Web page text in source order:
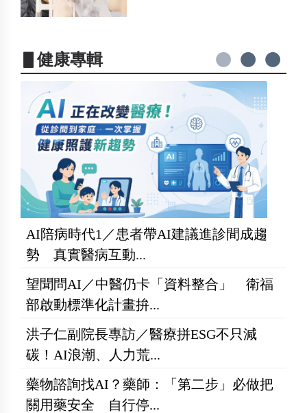
▋健康專輯
AI陪病時代1／患者帶AI建議進診間成趨
勢 真實醫病互動...
望聞問AI／中醫仍卡「資料整合」 衛福
部啟動標準化計畫拚...
洪子仁副院長專訪／醫療拼ESG不只減
碳！AI浪潮、人力荒...
藥物諮詢找AI？藥師：「第二步」必做把
關用藥安全 自行停...